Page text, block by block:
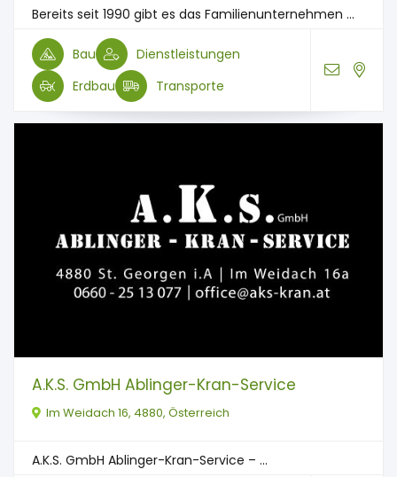
Bereits seit 1990 gibt es das Familienunternehmen ...
Bau
Dienstleistungen
Erdbau
Transporte
A.K.S. GmbH Ablinger-Kran-Service
Im Weidach 16, 4880, Österreich
A.K.S. GmbH Ablinger-Kran-Service – ...